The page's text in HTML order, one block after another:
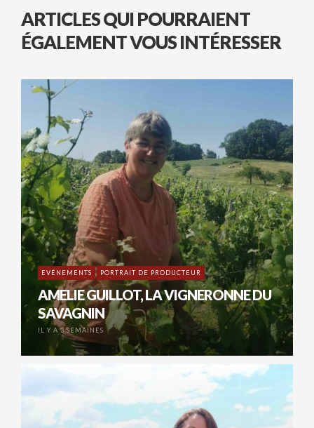
ARTICLES QUI POURRAIENT
ÉGALEMENT VOUS INTÉRESSER
EVÉNEMENTS PORTRAIT DE PRODUCTEUR
AMELIE GUILLOT, LA VIGNERONNE DU
SAVAGNIN
IL Y A 3 SEMAINES